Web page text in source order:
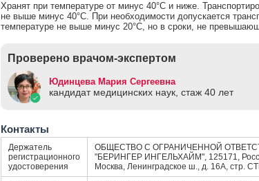
Хранят при температуре от минус 40°С и ниже.
не выше минус 40°С. При необходимости допускается
температуре не выше минус 20°С, но в сроки, не
Проверено врачом-экспертом
Юдинцева Мария Сергеевна
кандидат медицинских наук, стаж 40 лет
Контакты
Держатель
регистрационного
удостоверения
ОБЩЕСТВО С ОГРАНИЧЕННОЙ
"БЕРИНГЕР ИНГЕЛЬХАЙМ", 125171,
Москва, Ленинградское ш., д. 16А, стр.